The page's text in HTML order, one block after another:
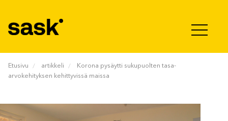
Etusivu artikkeli
Korona pysäytti sukupuolten tasa-
arvokehityksen kehittyvissä maissa